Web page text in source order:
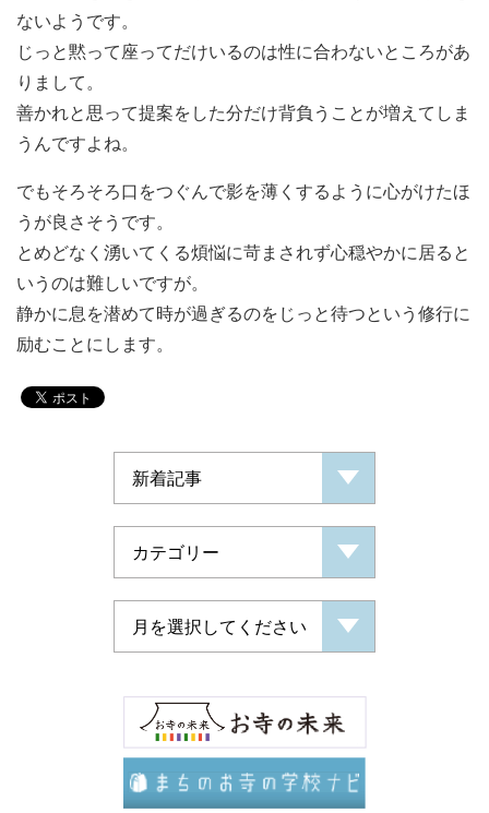
ないようです。
じっと黙って座ってだけいるのは性に合わないところがあ
りまして。
善かれと思って提案をした分だけ背負うことが増えてしま
うんですよね。
でもそろそろ口をつぐんで影を薄くするように心がけたほ
うが良さそうです。
とめどなく湧いてくる煩悩に苛まされず心穏やかに居ると
いうのは難しいですが。
静かに息を潜めて時が過ぎるのをじっと待つという修行に
励むことにします。